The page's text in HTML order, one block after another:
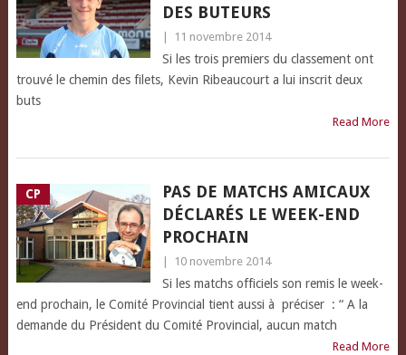
DES BUTEURS
11 novembre 2014
Si les trois premiers du classement ont
trouvé le chemin des filets, Kevin Ribeaucourt a lui inscrit deux
buts
Read More
CP
PAS DE MATCHS AMICAUX
DÉCLARÉS LE WEEK-END
PROCHAIN
10 novembre 2014
Si les matchs officiels son remis le week-
end prochain, le Comité Provincial tient aussi à préciser : “ A la
demande du Président du Comité Provincial, aucun match
Read More